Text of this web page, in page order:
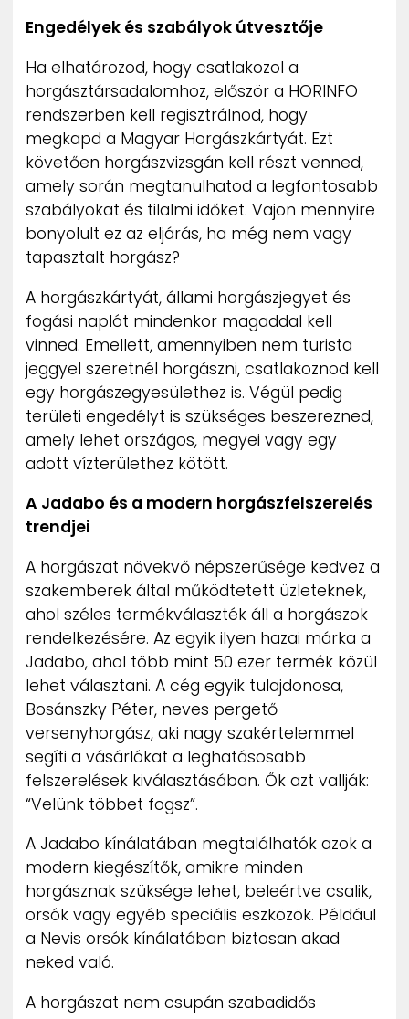
Engedélyek és szabályok útvesztője
Ha elhatározod, hogy csatlakozol a
horgásztársadalomhoz, először a HORINFO
rendszerben kell regisztrálnod, hogy
megkapd a Magyar Horgászkártyát. Ezt
követően horgászvizsgán kell részt venned,
amely során megtanulhatod a legfontosabb
szabályokat és tilalmi időket. Vajon mennyire
bonyolult ez az eljárás, ha még nem vagy
tapasztalt horgász?
A horgászkártyát, állami horgászjegyet és
fogási naplót mindenkor magaddal kell
vinned. Emellett, amennyiben nem turista
jeggyel szeretnél horgászni, csatlakoznod kell
egy horgászegyesülethez is. Végül pedig
területi engedélyt is szükséges beszerezned,
amely lehet országos, megyei vagy egy
adott vízterülethez kötött.
A Jadabo és a modern horgászfelszerelés
trendjei
A horgászat növekvő népszerűsége kedvez a
szakemberek által működtetett üzleteknek,
ahol széles termékválaszték áll a horgászok
rendelkezésére. Az egyik ilyen hazai márka a
Jadabo, ahol több mint 50 ezer termék közül
lehet választani. A cég egyik tulajdonosa,
Bosánszky Péter, neves pergető
versenyhorgász, aki nagy szakértelemmel
segíti a vásárlókat a leghatásosabb
felszerelések kiválasztásában. Ők azt vallják:
“Velünk többet fogsz”.
A Jadabo kínálatában megtalálhatók azok a
modern kiegészítők, amikre minden
horgásznak szüksége lehet, beleértve csalik,
orsók vagy egyéb speciális eszközök. Például
a Nevis orsók kínálatában biztosan akad
neked való.
A horgászat nem csupán szabadidős